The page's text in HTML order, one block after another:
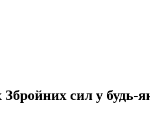
сил у будь-